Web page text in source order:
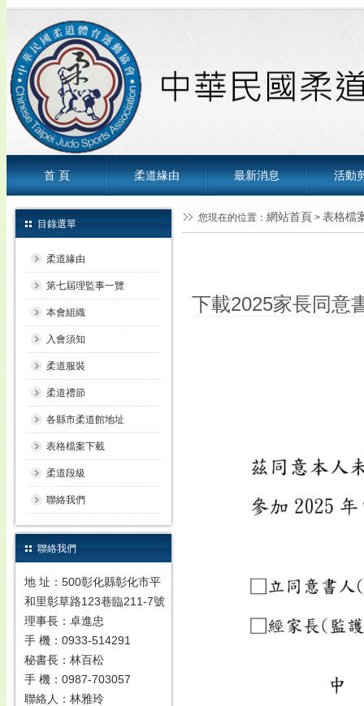
首 頁 柔道緣由 最新消息 活動
目錄選單
柔道緣由
第七屆理監事一覽
本會組織
入會須知
柔道服裝
柔道禮節
各縣市柔道館地址
表格檔案下載
柔道段級
聯絡我們
聯絡我們
地 址：500彰化縣彰化市平
和里彰草路123巷臨211-7號
理事長：卓進忠
手 機：0933-514291
秘書長：林百松
手 機：0987-703057
聯絡人：林雅玲
您現在的位置： 網站首頁 > 表格檔
下載2025家長同意